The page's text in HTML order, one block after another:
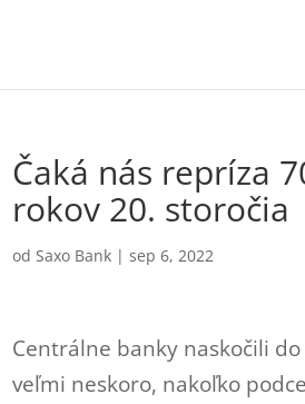
Čaká nás repríza
rokov 20. storočia
odSaxo Bank |sep 6, 2022
Centrálne banky naskočili
veľmi neskoro, nakoľko